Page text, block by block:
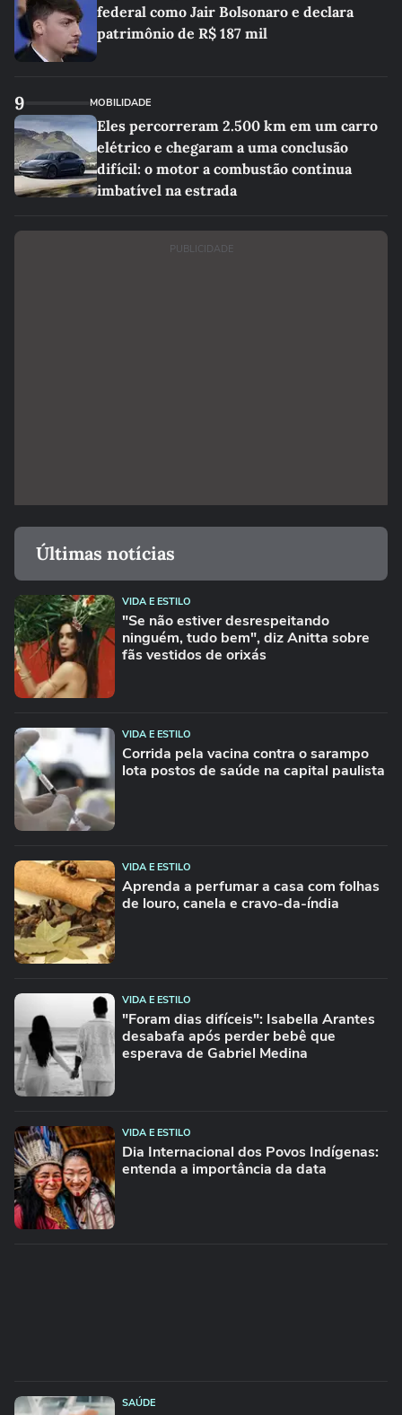
federal como Jair Bolsonaro e declara
patrimônio de R$ 187 mil
9 MOBILIDADE
Eles percorreram 2.500 km em um carro
elétrico e chegaram a uma conclusão
difícil: o motor a combustão continua
imbatível na estrada
PUBLICIDADE
Últimas notícias
VIDA E ESTILO
"Se não estiver desrespeitando
ninguém, tudo bem", diz Anitta sobre
fãs vestidos de orixás
VIDA E ESTILO
Corrida pela vacina contra o sarampo
lota postos de saúde na capital paulista
VIDA E ESTILO
Aprenda a perfumar a casa com folhas
de louro, canela e cravo-da-índia
VIDA E ESTILO
"Foram dias difíceis": Isabella Arantes
desabafa após perder bebê que
esperava de Gabriel Medina
VIDA E ESTILO
Dia Internacional dos Povos Indígenas:
entenda a importância da data
SAÚDE